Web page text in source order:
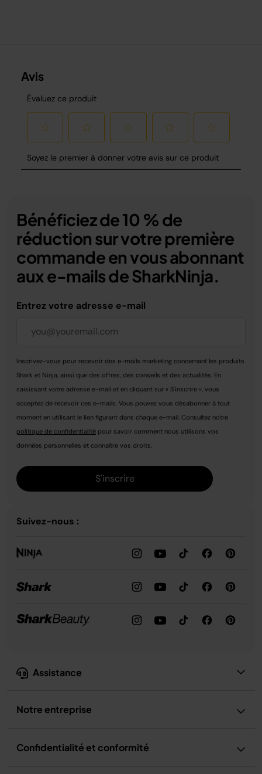
Assistance
Notre entreprise
Confidentialité et conformité
Bénéficiez de 10 % de
réduction sur votre première
commande en vous abonnant
aux e-mails de SharkNinja.
Entrez votre adresse e-mail
Inscrivez-vous pour recevoir des e-mails marketing concernant les produits
Shark et Ninja, ainsi que des offres, des conseils et des actualités. En
saisissant votre adresse e-mail et en cliquant sur « S'inscrire », vous
acceptez de recevoir ces e-mails. Vous pouvez vous désabonner à tout
moment en utilisant le lien figurant dans chaque e-mail. Consultez notre
politique de confidentialité pour savoir comment nous utilisons vos
données personnelles et connaître vos droits.
S'inscrire
Suivez-nous :